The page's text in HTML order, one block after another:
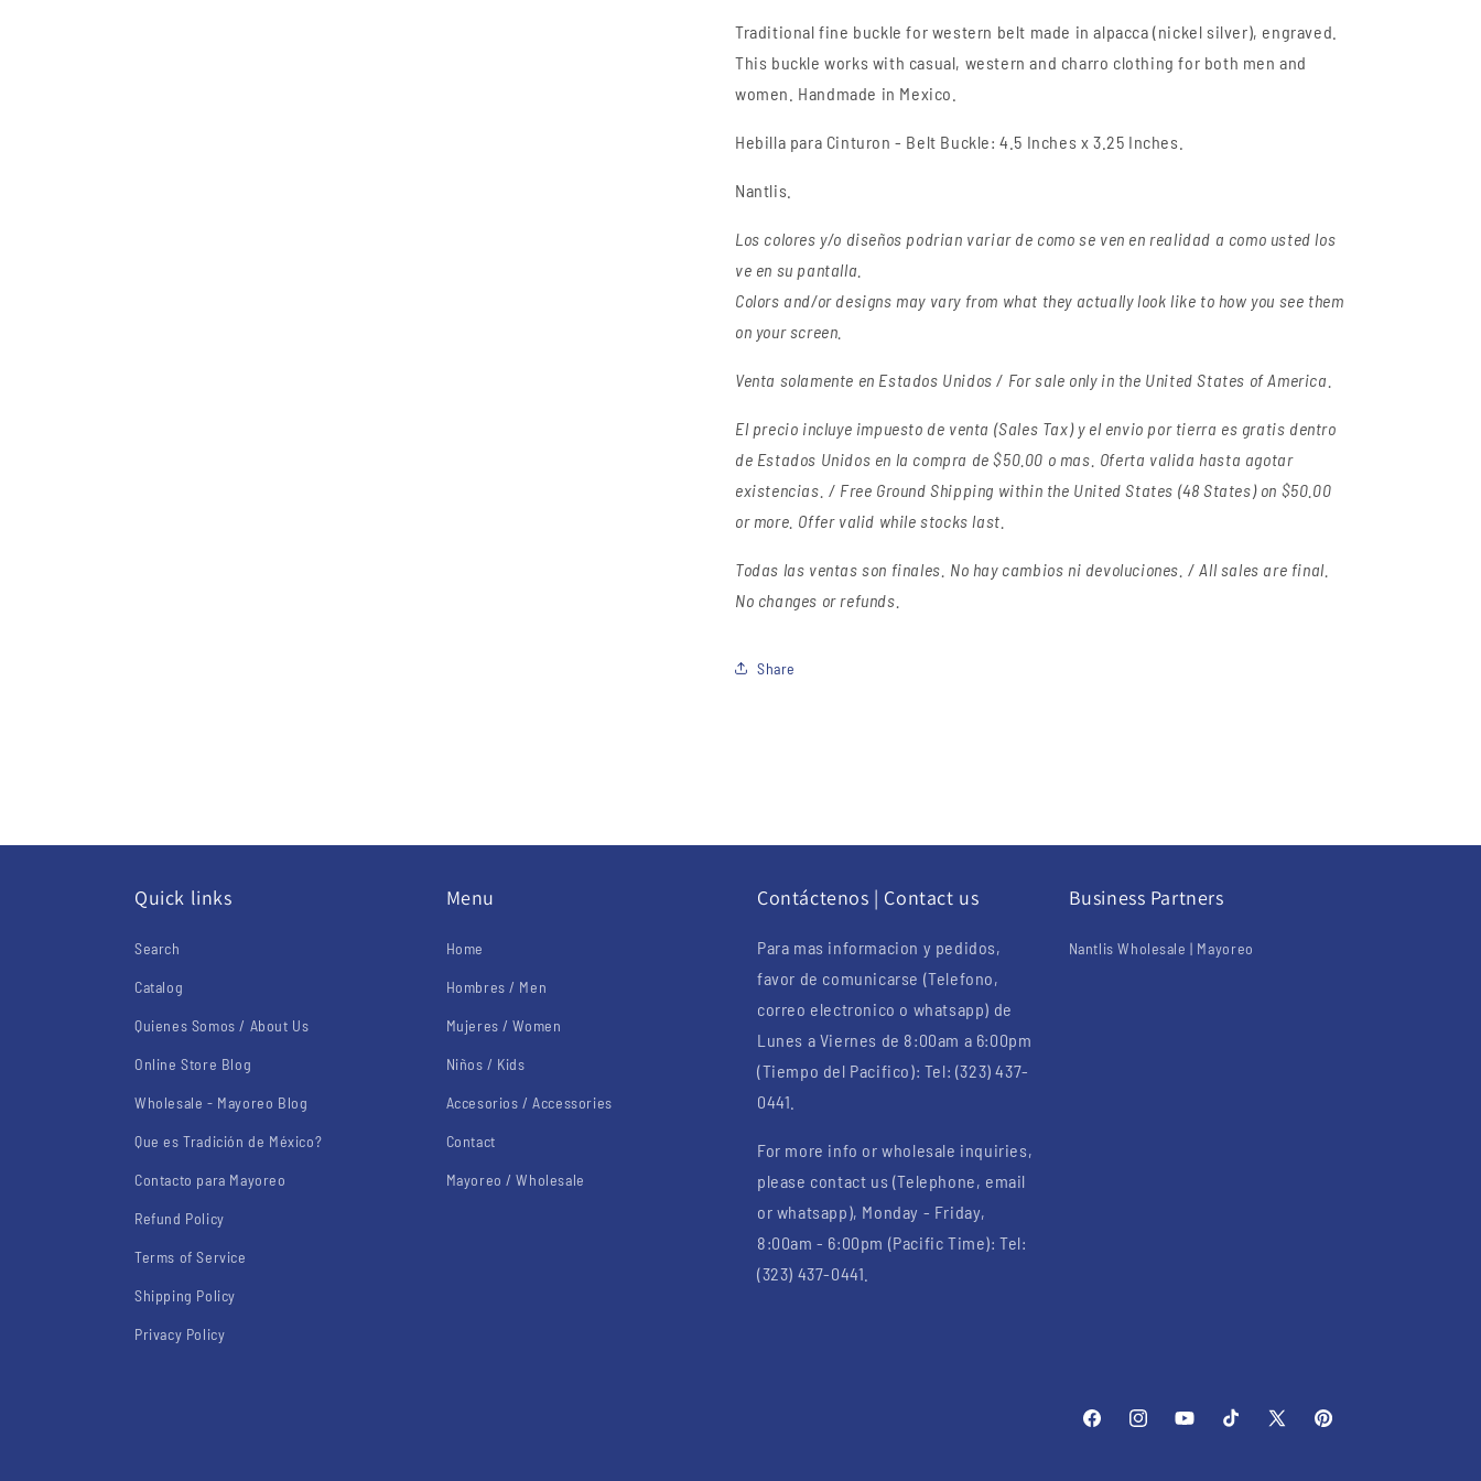
Traditional fine buckle for western belt made in alpacca (nickel silver), engraved.
This buckle works with casual, western and charro clothing for both men and
women. Handmade in Mexico.
Hebilla para Cinturon - Belt Buckle:4.5 Inches x 3.25 Inches.
Nantlis.
Los colores y/o diseños podrian variar de como se ven en realidad a como usted los
ve en su pantalla.
Colors and/or designs may vary from what they actually look like to how you see them
on your screen.
Venta solamente en Estados Unidos / For sale only in the United States of America.
El precio incluye impuesto de venta (Sales Tax) y el envio por tierra es gratis dentro
de Estados Unidos en la compra de $50.00 o mas. Oferta valida hasta agotar
existencias. / Free Ground Shipping within the United States (48 States) on $50.00
or more. Offer valid while stocks last.
Todas las ventas son finales. No hay cambios ni devoluciones. / All sales are final.
No changes or refunds.
Share
Quick links
Search
Catalog
Quienes Somos / About Us
Online Store Blog
Wholesale - Mayoreo Blog
Que es Tradición de México?
Contacto para Mayoreo
Refund Policy
Terms of Service
Shipping Policy
Privacy Policy
Menu
Home
Hombres / Men
Mujeres / Women
Niños / Kids
Accesorios / Accessories
Contact
Mayoreo / Wholesale
Contáctenos | Contact us
Para mas informacion y pedidos,
favor de comunicarse (Telefono,
correo electronico o whatsapp) de
Lunes a Viernes de 8:00am a 6:00pm
(Tiempo del Pacifico): Tel: (323) 437-
0441.
For more info or wholesale inquiries,
please contact us (Telephone, email
or whatsapp), Monday - Friday,
8:00am - 6:00pm (Pacific Time): Tel:
(323) 437-0441.
Business Partners
Nantlis Wholesale | Mayoreo
FacebookInstagramYouTubeTikTok
X
Pinterest